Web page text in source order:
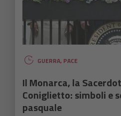
GUERRA, PACE
Il Monarca, la
Coniglietto: simboli e
pasquale